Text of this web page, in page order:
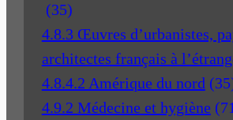
(35)
4.8.3 Œuvres d’urbanistes,
architectes français à
4.8.4.2 Amérique du nord
4.9.2 Médecine et hygiène